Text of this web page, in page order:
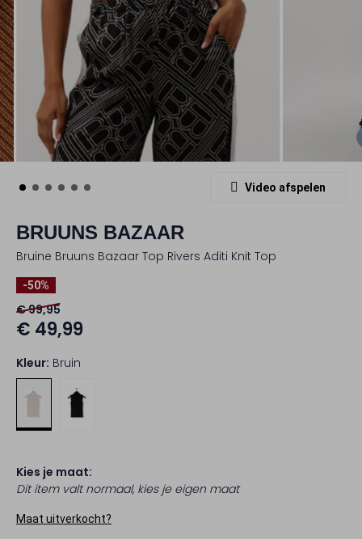
Video afspelen
BRUUNS BAZAAR
Bruine Bruuns Bazaar Top Rivers Aditi Knit Top
-50%
€ 99,95
€ 49,99
Kleur: Bruin
Kies je maat:
Dit item valt normaal, kies je eigen maat
Maat uitverkocht?